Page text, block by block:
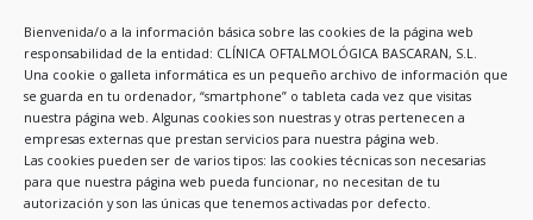
Bienvenida/o a la información básica sobre las cookies de la página web
responsabilidad de la entidad: CLÍNICA OFTALMOLÓGICA BASCARAN, S.L.
Una cookie o galleta informática es un pequeño archivo de información que
se guarda en tu ordenador, “smartphone” o tableta cada vez que visitas
nuestra página web. Algunas cookies son nuestras y otras pertenecen a
empresas externas que prestan servicios para nuestra página web.
Las cookies pueden ser de varios tipos: las cookies técnicas son necesarias
para que nuestra página web pueda funcionar, no necesitan de tu
autorización y son las únicas que tenemos activadas por defecto.
Calle Celso Amieva, 12, 1º
33500 Llanes - Asturias
985 403 030
clinicabascaran@clinicabascaran.com